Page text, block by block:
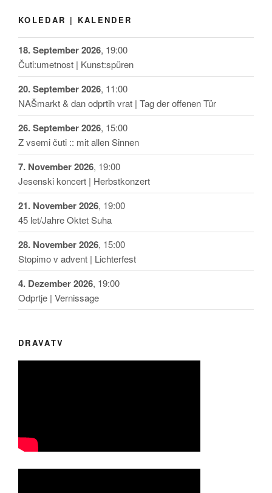
KOLEDAR | KALENDER
18. September 2026, 19:00
Čuti:umetnost | Kunst:spüren
20. September 2026, 11:00
NAŠmarkt & dan odprtih vrat | Tag der offenen Tür
26. September 2026, 15:00
Z vsemi čuti :: mit allen Sinnen
7. November 2026, 19:00
Jesenski koncert | Herbstkonzert
21. November 2026, 19:00
45 let/Jahre Oktet Suha
28. November 2026, 15:00
Stopimo v advent | Lichterfest
4. Dezember 2026, 19:00
Odprtje | Vernissage
DRAVATV